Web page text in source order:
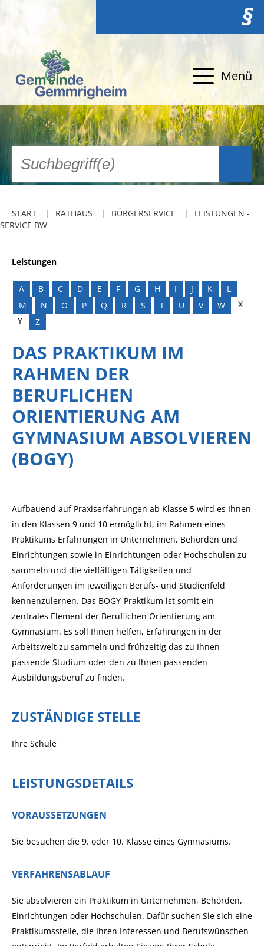
§
Menü
START RATHAUS BÜRGERSERVICE
LEISTUNGEN -
SERVICE BW
Leistungen
A B C D E F G H I J K
L
M
N O P Q R S T U V W
X
Y
Z
DAS PRAKTIKUM IM
RAHMEN DER
BERUFLICHEN
ORIENTIERUNG AM
GYMNASIUM ABSOLVIEREN
(BOGY)
Aufbauend auf Praxiserfahrungen ab Klasse 5 wird es Ihnen
in den Klassen 9 und 10 ermöglicht, im Rahmen eines
Praktikums Erfahrungen in Unternehmen, Behörden und
Einrichtungen sowie in Einrichtungen oder Hochschulen zu
sammeln und die vielfältigen Tätigkeiten und
Anforderungen im jeweiligen Berufs- und Studienfeld
kennenzulernen. Das BOGY-Praktikum ist somit ein
zentrales Element der Beruflichen Orientierung am
Gymnasium. Es soll Ihnen helfen, Erfahrungen in der
Arbeitswelt zu sammeln und frühzeitig das zu Ihnen
passende Studium oder den zu Ihnen passenden
Ausbildungsberuf zu finden.
ZUSTÄNDIGE STELLE
Ihre Schule
LEISTUNGSDETAILS
VORAUSSETZUNGEN
Sie besuchen die 9. oder 10. Klasse eines Gymnasiums.
VERFAHRENSABLAUF
Sie absolvieren ein Praktikum in Unternehmen, Behörden,
Einrichtungen oder Hochschulen. Dafür suchen Sie sich eine
Praktikumsstelle, die Ihren Interessen und Berufswünschen